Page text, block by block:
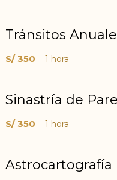
Tránsitos
S/ 350 1 hora
Sinastría de
S/ 350 1 hora
Astrocartografía